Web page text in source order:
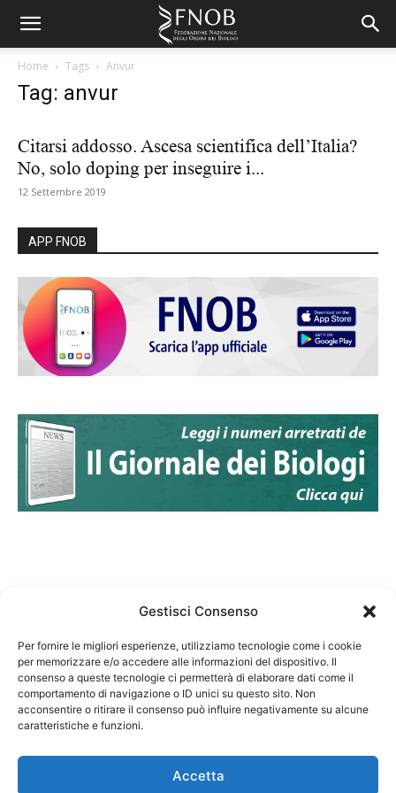
Gestisci Consenso
Per fornire le migliori esperienze, utilizziamo tecnologie come i cookie
per memorizzare e/o accedere alle informazioni del dispositivo. Il
consenso a queste tecnologie ci permetterà di elaborare dati come il
comportamento di navigazione o ID unici su questo sito. Non
acconsentire o ritirare il consenso può influire negativamente su alcune
caratteristiche e funzioni.
Accetta
Home Tags Anvur
Tag: anvur
Citarsi addosso. Ascesa scientifica dell’Italia?
No, solo doping per inseguire i...
12 Settembre 2019
APP FNOB
Federazione Nazionale Degli Ordini dei Biologi:
codice fiscale 80069130583
Responsabile sito internet www.fnob.it: Vincenzo